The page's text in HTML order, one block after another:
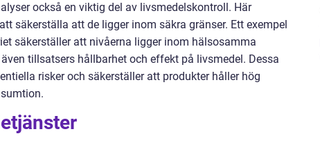
också en viktig del av livsmedelskontroll. Här
säkerställa att de ligger inom säkra gränser. Ett exempel
säkerställer att nivåerna ligger inom hälsosamma
tillsatsers hållbarhet och effekt på livsmedel. Dessa
risker och säkerställer att produkter håller hög